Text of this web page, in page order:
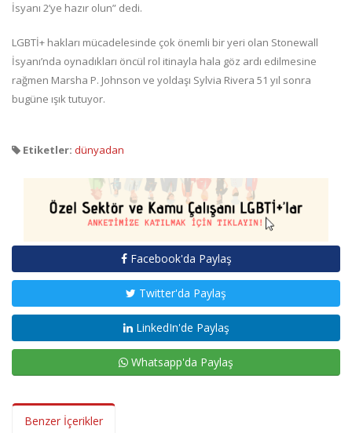
İsyanı 2’ye hazır olun” dedi.
LGBTİ+ hakları mücadelesinde çok önemli bir yeri olan Stonewall
İsyanı’nda oynadıkları öncül rol itinayla hala göz ardı edilmesine
rağmen Marsha P. Johnson ve yoldaşı Sylvia Rivera 51 yıl sonra
bugüne ışık tutuyor.
Etiketler: dünyadan
Facebook'da Paylaş
Twitter'da Paylaş
LinkedIn'de Paylaş
Whatsapp'da Paylaş
Benzer İçerikler